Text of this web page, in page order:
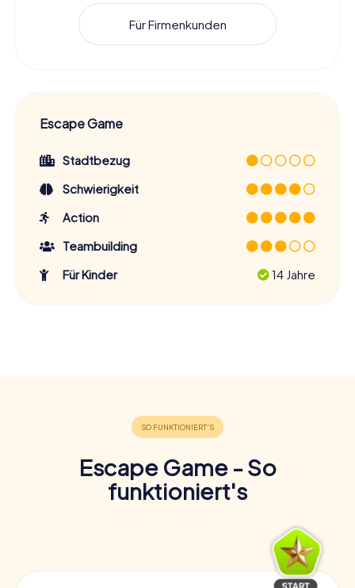
Für Firmenkunden
Escape Game
Stadtbezug
Schwierigkeit
Action
Teambuilding
Für Kinder
14 Jahre
Escape Game - So
funktioniert's